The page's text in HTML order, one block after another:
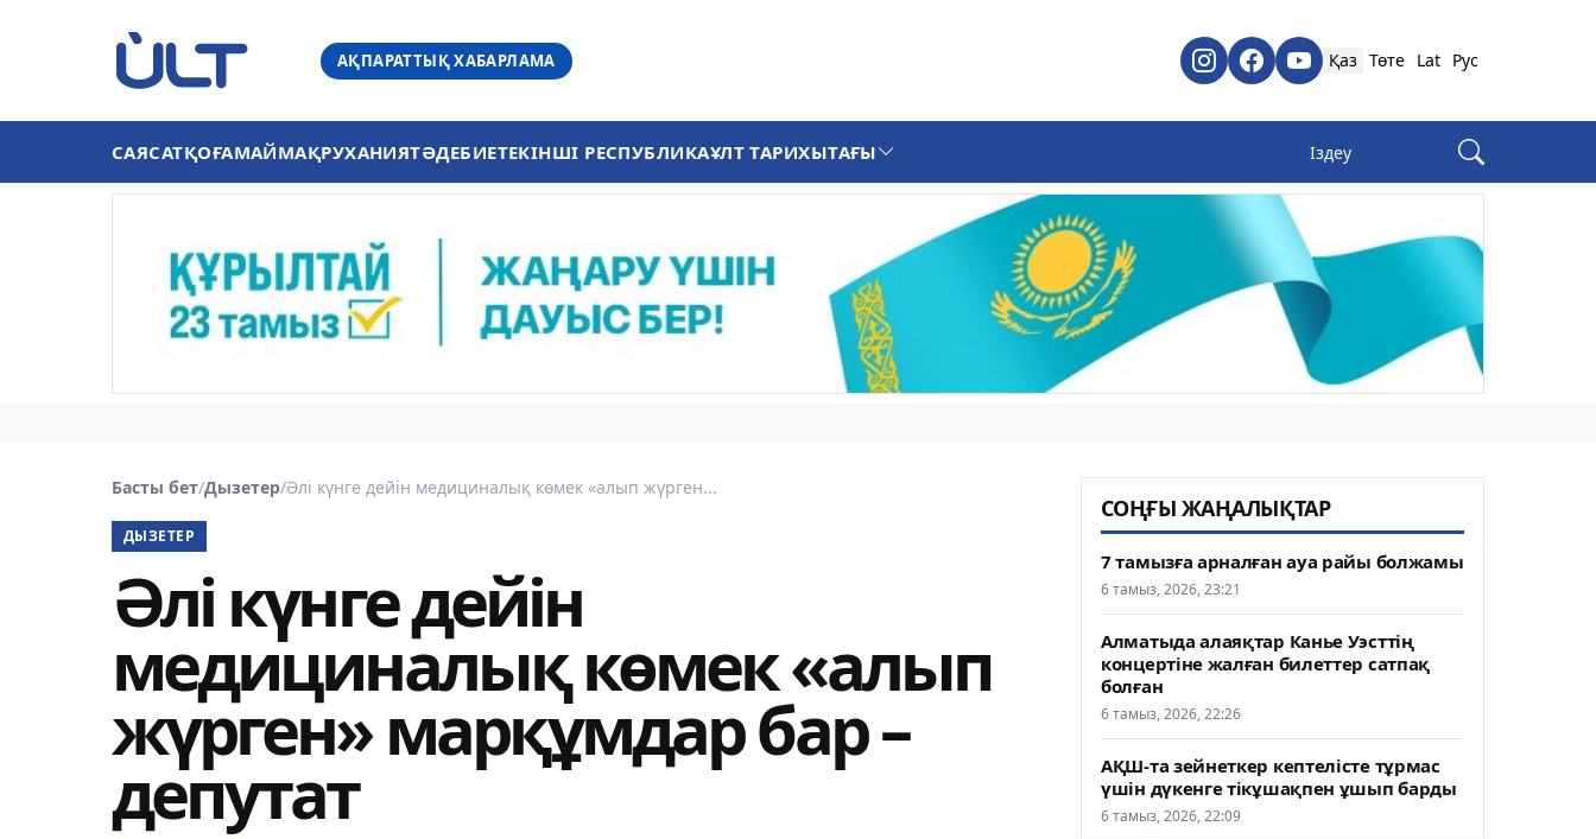
АҚПАРАТТЫҚ ХАБАРЛАМА Қаз Төте Lat Рус
САЯСАТҚОҒАМАЙМАҚРУХАНИЯТӘДЕБИЕТЕКІНШІ РЕСПУБЛИКАҰЛТ ТАРИХЫТАҒЫ
Басты бет/Дызетер/Әлі күнге дейін медициналық көмек «алып жүрген...
ДЫЗЕТЕР
Әлі күнге дейін
медициналық көмек «алып
жүрген» марқұмдар бар –
депутат
СОҢҒЫ ЖАҢАЛЫҚТАР
7 тамызға арналған ауа райы болжамы
6 тамыз, 2026, 23:21
Алматыда алаяқтар Канье Уэсттің
концертіне жалған билеттер сатпақ
болған
6 тамыз, 2026, 22:26
АҚШ-та зейнеткер кептелісте тұрмас
үшін дүкенге тікұшақпен ұшып барды
6 тамыз, 2026, 22:09